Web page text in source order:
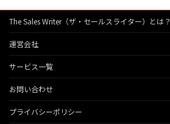
The Sales Writer（ザ・セールスライター）とは？
運営会社
サービス一覧
お問い合わせ
プライバシーポリシー